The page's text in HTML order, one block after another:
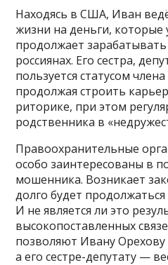
Находясь в США, Иван
жизни на деньги, которые
продолжает
россиянах. Его сестра,
пользуется статусом
продолжая строить
риторике, при этом
родственника в
Правоохранительные
особо заинтересованы в
мошенника. Возникает
долго будет продолжаться
И не является ли это
высокопоставленных
позволяют Ивану Орехову
а его сестре-депутату —